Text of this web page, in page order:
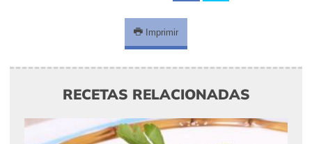
Imprimir
RECETAS RELACIONADAS